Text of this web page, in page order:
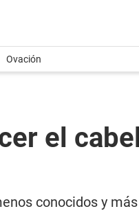
Ovación
el
conocidos y